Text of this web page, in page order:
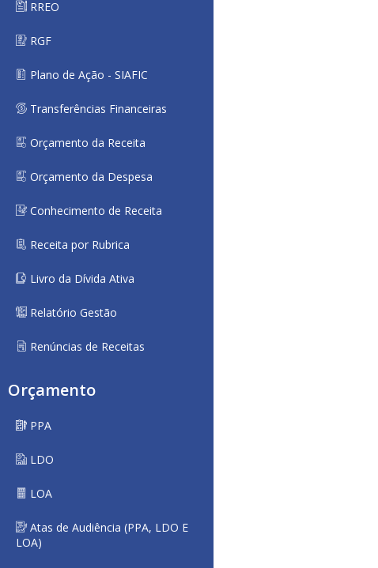
RREO
RGF
Plano de Ação - SIAFIC
Transferências Financeiras
Orçamento da Receita
Orçamento da Despesa
Conhecimento de Receita
Receita por Rubrica
Livro da Dívida Ativa
Relatório Gestão
Renúncias de Receitas
Orçamento
PPA
LDO
LOA
Atas de Audiência (PPA, LDO E
LOA)